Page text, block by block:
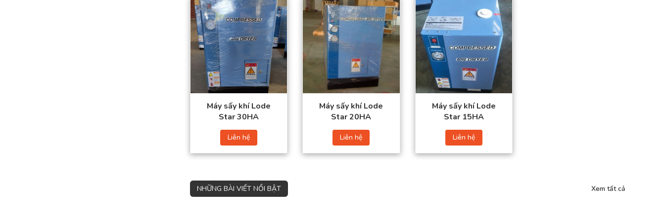
Lưu lượng khí nén:
3,6 (m3/phút)
Kích thước ống
vào/ra: 1- 1/2” PT
Công suất: 0.83 (Kw)
Nguồn điện: 220/50
(V/Hz)
Máy sấy khí Lode
Star 30HA
Liên hệ
Lưu lượng khí nén:
(m3/phút)
Kích thước ống vào/ra:
1” PT
Nguồn điện:220/50
(V/Hz)
Máy sấy khí Lode
Star 20HA
Liên hệ
Lưu lượng khí nén:
1.7 (m3/phút)
Kích thước ống
Công suất: 0.58 (Kw)
Nguồn điện: 220/50
(V/Hz)
Máy sấy khí Lode
Star 15HA
Liên hệ
NHỮNG BÀI VIẾT NỔI BẬT Xem tất cả